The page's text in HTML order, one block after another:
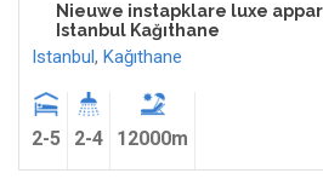
Nieuwe instapklare luxe
Istanbul Kağıthane
Istanbul, Kağıthane
2-5 2-4 12000m